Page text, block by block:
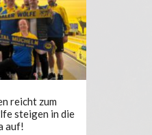
reicht zum
steigen in die
auf!